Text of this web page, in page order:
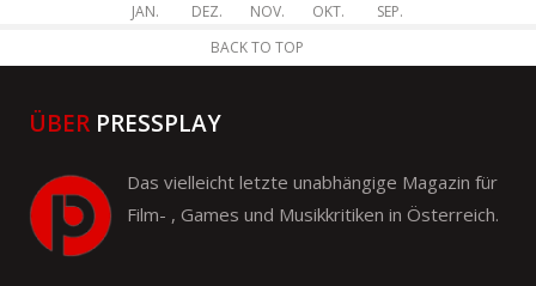
JAN. DEZ. NOV. OKT.
SEP.
BACK TO TOP
ÜBER PRESSPLAY
Das vielleicht letzte unabhängige Magazin für
Film- , Games und Musikkritiken in Österreich.